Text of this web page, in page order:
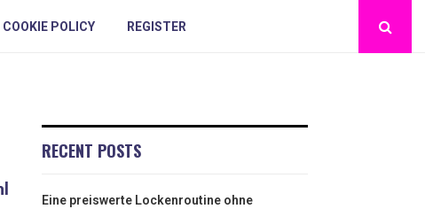
COOKIE POLICY REGISTER
RECENT POSTS
Eine preiswerte Lockenroutine ohne